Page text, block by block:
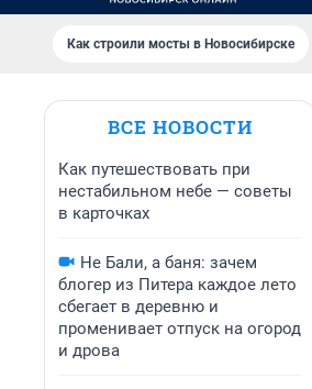
Как строили мосты в Новосибирске
ВСЕ НОВОСТИ
Как путешествовать при
нестабильном небе — советы
в карточках
Не Бали, а баня: зачем
блогер из Питера каждое лето
сбегает в деревню и
променивает отпуск на огород
и дрова